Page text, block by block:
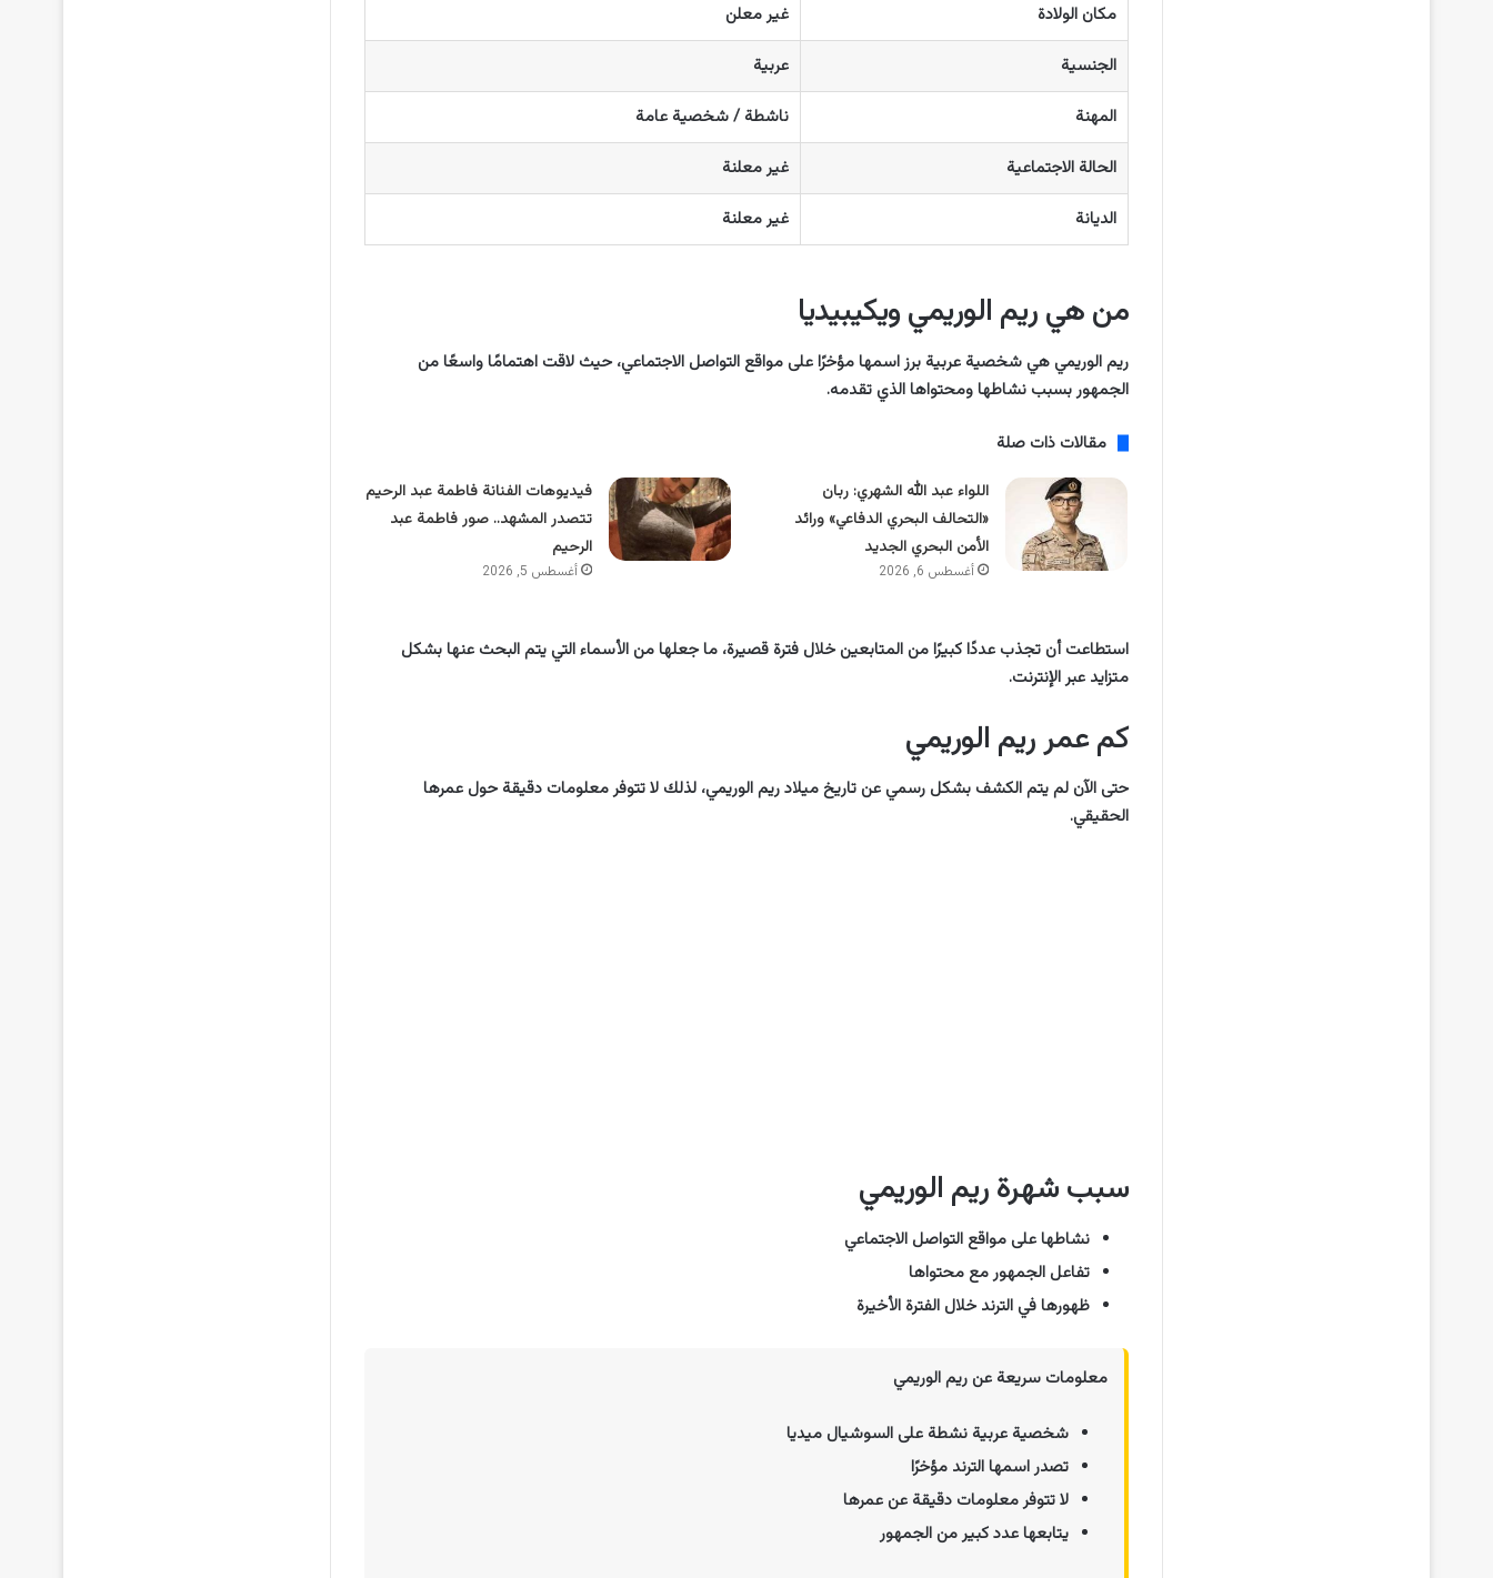
مكان الولادة
غير معلن
الجنسية
عربية
المهنة
ناشطة / شخصية عامة
الحالة الاجتماعية
غير معلنة
الديانة
غير معلنة
من هي ريم الوريمي ويكيبيديا
ريم الوريمي هي شخصية عربية برز اسمها مؤخرًا على مواقع التواصل الاجتماعي، حيث لاقت اهتمامًا واسعًا من
الجمهور بسبب نشاطها ومحتواها الذي تقدمه.
مقالات ذات صلة
اللواء عبد الله الشهري: ربان
«التحالف البحري الدفاعي» ورائد
الأمن البحري الجديد
أغسطس 6, 2026
فيديوهات الفنانة فاطمة عبد الرحيم
تتصدر المشهد.. صور فاطمة عبد
الرحيم
أغسطس 5, 2026
استطاعت أن تجذب عددًا كبيرًا من المتابعين خلال فترة قصيرة، ما جعلها من الأسماء التي يتم البحث عنها بشكل
متزايد عبر الإنترنت.
كم عمر ريم الوريمي
حتى الآن لم يتم الكشف بشكل رسمي عن تاريخ ميلاد ريم الوريمي، لذلك لا تتوفر معلومات دقيقة حول عمرها
الحقيقي.
سبب شهرة ريم الوريمي
نشاطها على مواقع التواصل الاجتماعي
تفاعل الجمهور مع محتواها
ظهورها في الترند خلال الفترة الأخيرة
معلومات سريعة عن ريم الوريمي
شخصية عربية نشطة على السوشيال ميديا
تصدر اسمها الترند مؤخرًا
لا تتوفر معلومات دقيقة عن عمرها
يتابعها عدد كبير من الجمهور